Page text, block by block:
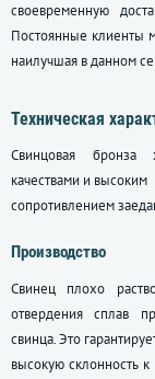
своевременную
Постоянные клиенты
наилучшая в данном
Техническая
Свинцовая бронза
качествами и высоким
сопротивлением
Производство
Свинец плохо
отвердения сплав
свинца. Это
высокую склонность